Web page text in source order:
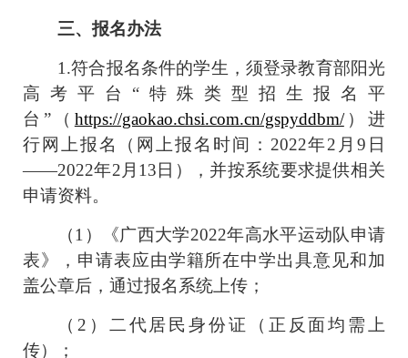
三、报名办法
1.符合报名条件的学生，须登录教育部阳光
高考平台“特殊类型招生报名平
台”（ https://gaokao.chsi.com.cn/gspyddbm/）进
行网上报名（网上报名时间： 2022年2 月9 日
——2022年2 月 13 日），并按系统要求提供相关
申请资料。
（1 ）《广西大学2022年高水平运动队申请
表》，申请表应由学籍所在中学出具意见和加
盖公章后，通过报名系统上传；
（ 2 ）二代居民身份证（正反面均需上
传）；